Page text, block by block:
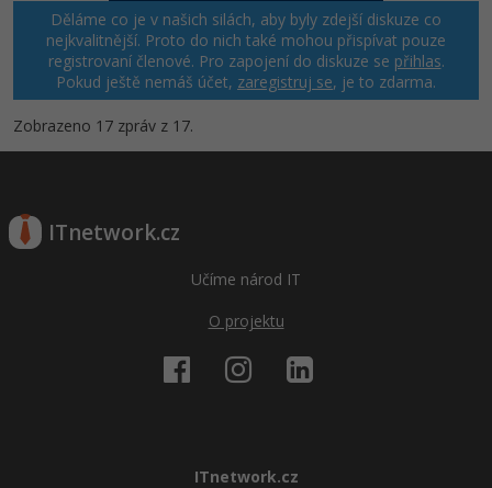
Děláme co je v našich silách, aby byly zdejší diskuze co
nejkvalitnější. Proto do nich také mohou přispívat pouze
registrovaní členové. Pro zapojení do diskuze se přihlas.
Pokud ještě nemáš účet, zaregistruj se, je to zdarma.
Zobrazeno 17 zpráv z 17.
ITnetwork.cz
Učíme národ IT
O projektu
ITnetwork.cz